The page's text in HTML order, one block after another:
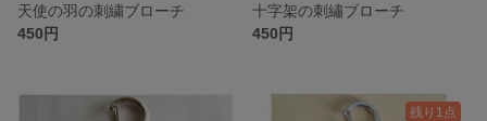
天使の羽の刺繍ブローチ
450円
十字架の刺繡ブローチ
450円
残り1点